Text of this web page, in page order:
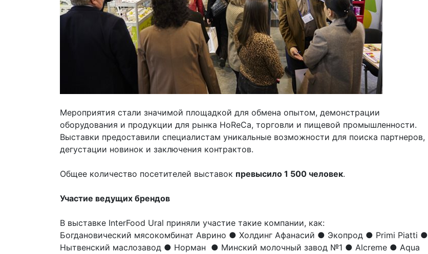
Мероприятия стали значимой площадкой для обмена опытом, демонстрации
оборудования и продукции для рынка HoReCa, торговли и пищевой промышленности.
Выставки предоставили специалистам уникальные возможности для поиска партнеров,
дегустации новинок и заключения контрактов.
Общее количество посетителей выставок превысило 1 500 человек.
Участие ведущих брендов
В выставке InterFood Ural приняли участие такие компании, как:
Богдановический мясокомбинат Аврино ● Холдинг Афанасий ● Экопрод ● Primi Piatti ●
Нытвенский маслозавод ● Норман ● Минский молочный завод №1 ● Alcreme ● Aqua